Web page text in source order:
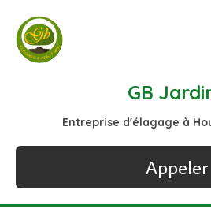
GB
Entreprise d'élagage à
Appeler